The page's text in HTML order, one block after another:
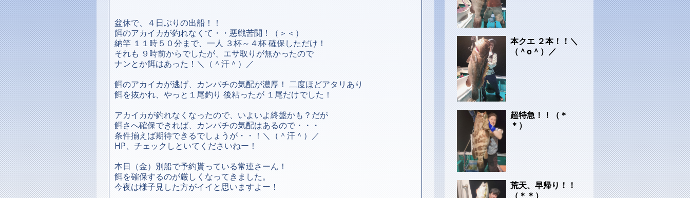
盆休で、４日ぶりの出船！！
餌のアカイカが釣れなくて・・悪戦苦闘！（＞＜）
納竿 １１時５０分まで、一人 ３杯～４杯 確保しただけ！
それも ９時前からでしたが、エサ取りが無かったので
ナンとか餌はあった！＼（＾汗＾）／
餌のアカイカが逃げ、カンパチの気配が濃厚！ 二度ほどアタリあり
餌を抜かれ、やっと１尾釣り 後粘ったが １尾だけでした！
アカイカが釣れなくなったので、いよいよ終盤かも？だが
餌さへ確保できれば、カンパチの気配はあるので・・・
条件揃えば期待できるでしょうが・・！＼（＾汗＾）／
HP、チェックしといてくださいねー！
本日（金）別船で予約貰っている常連さーん！
餌を確保するのが厳しくなってきました。
今夜は様子見した方がイイと思いますよー！
本クエ ２本！！＼
（＾o＾）／
超特急！！（＊
＊）
荒天、早帰り！！
（＊＊）